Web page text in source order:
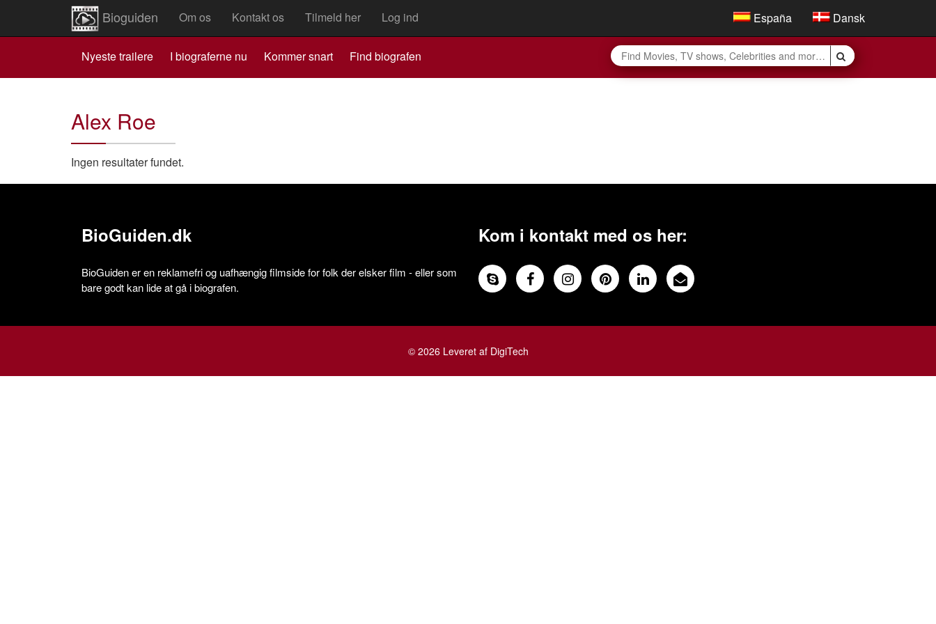
Bioguiden Om os Kontakt os Tilmeld her Log ind España Dansk
Nyeste trailere I biograferne nu Kommer snart Find biografen
Alex Roe
Ingen resultater fundet.
BioGuiden.dk
BioGuiden er en reklamefri og uafhængig filmside for folk der elsker film - eller som
bare godt kan lide at gå i biografen.
Kom i kontakt med os her:
© 2026 Leveret af DigiTech